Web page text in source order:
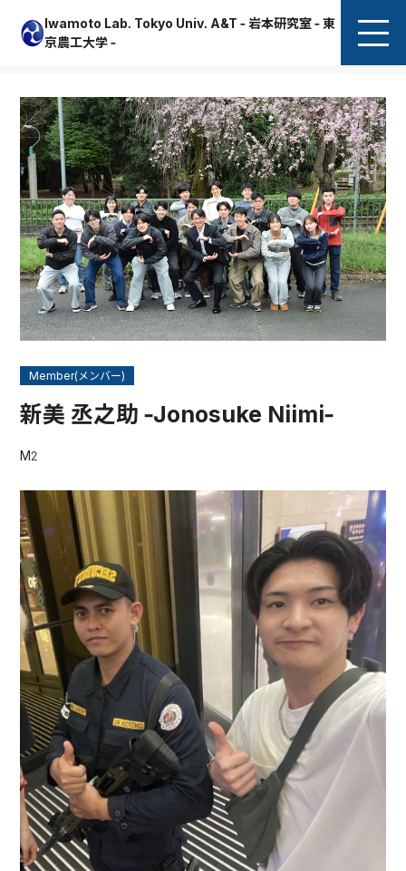
Iwamoto Lab. Tokyo Univ. A&T - 岩本研究室 - 東
京農工大学 -
新美 丞之助 -Jonosuke Niimi-
M2
Member(メンバー)